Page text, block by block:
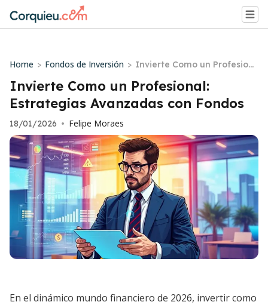
Home > Fondos de Inversión > Invierte Como un Profesion
al: Estrategias Avanzadas c
on Fondos
Invierte Como un Profesional:
Estrategias Avanzadas con Fondos
18/01/2026 • Felipe Moraes
En el dinámico mundo financiero de 2026, invertir como